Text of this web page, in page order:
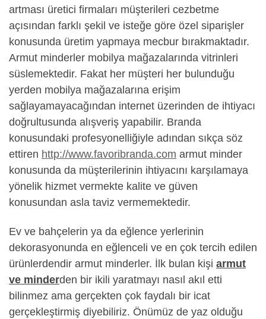
artması üretici firmaları müşterileri cezbetme
açısından farklı şekil ve isteğe göre özel siparişler
konusunda üretim yapmaya mecbur bırakmaktadır.
Armut minderler mobilya mağazalarında vitrinleri
süslemektedir. Fakat her müşteri her bulunduğu
yerden mobilya mağazalarına erişim
sağlayamayacağından internet üzerinden de ihtiyacı
doğrultusunda alışveriş yapabilir. Branda
konusundaki profesyonelliğiyle adından sıkça söz
ettiren http://www.favoribranda.com armut minder
konusunda da müşterilerinin ihtiyacını karşılamaya
yönelik hizmet vermekte kalite ve güven
konusundan asla taviz vermemektedir.
Ev ve bahçelerin ya da eğlence yerlerinin
dekorasyonunda en eğlenceli ve en çok tercih edilen
ürünlerdendir armut minderler. İlk bulan kişi armut
ve minderden bir ikili yaratmayı nasıl akıl etti
bilinmez ama gerçekten çok faydalı bir icat
gerçekleştirmiş diyebiliriz. Önümüz de yaz olduğu